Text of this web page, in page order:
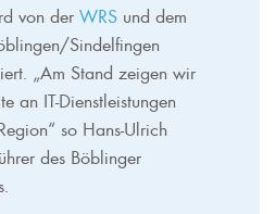
von der WRS und dem
Sindelfingen
„Am Stand zeigen wir
an IT-Dienstleistungen
so Hans-Ulrich
des Böblinger